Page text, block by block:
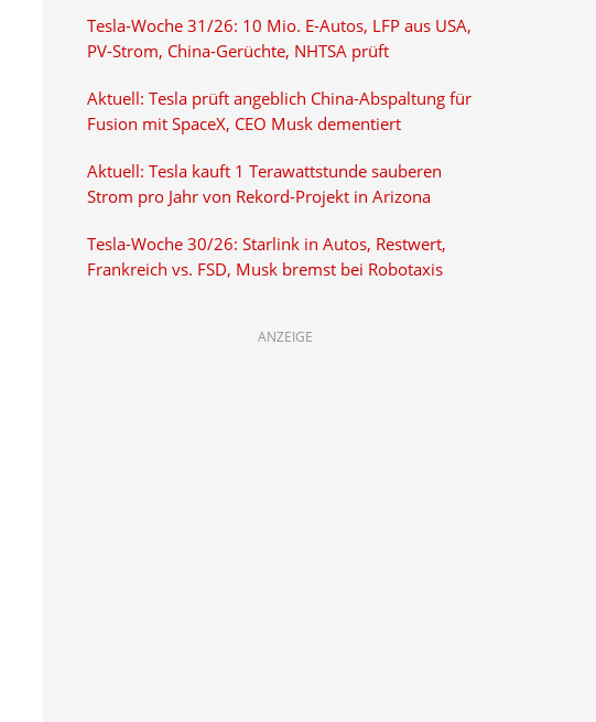
Tesla-Woche 31/26: 10 Mio. E-Autos, LFP aus USA,
PV-Strom, China-Gerüchte, NHTSA prüft
Aktuell: Tesla prüft angeblich China-Abspaltung für
Fusion mit SpaceX, CEO Musk dementiert
Aktuell: Tesla kauft 1 Terawattstunde sauberen
Strom pro Jahr von Rekord-Projekt in Arizona
Tesla-Woche 30/26: Starlink in Autos, Restwert,
Frankreich vs. FSD, Musk bremst bei Robotaxis
ANZEIGE